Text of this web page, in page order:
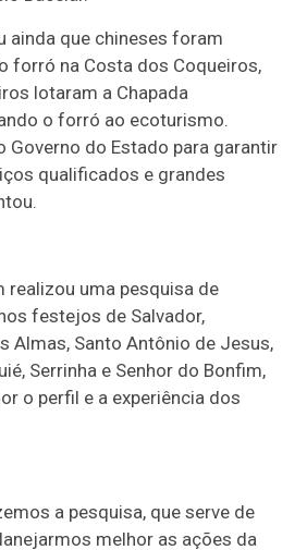
ainda que chineses foram
forró na Costa dos Coqueiros,
lotaram a Chapada
o forró ao ecoturismo.
Governo do Estado para garantir
qualificados e grandes
realizou uma pesquisa de
festejos de Salvador,
Almas, Santo Antônio de Jesus,
Serrinha e Senhor do Bonfim,
o perfil e a experiência dos
a pesquisa, que serve de
melhor as ações da